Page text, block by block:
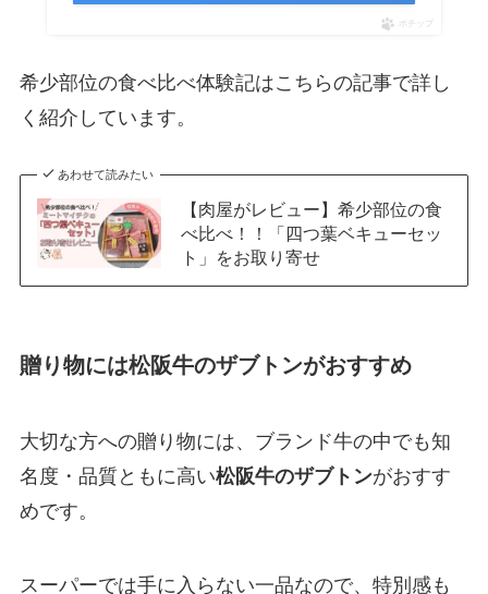
ポチップ
希少部位の食べ比べ体験記はこちらの記事で詳し
く紹介しています。
あわせて読みたい
【肉屋がレビュー】希少部位の食
べ比べ！！「四つ葉ベキューセッ
ト」をお取り寄せ
贈り物には松阪牛のザブトンがおすすめ
大切な方への贈り物には、ブランド牛の中でも知
名度・品質ともに高い松阪牛のザブトンがおすす
めです。
スーパーでは手に入らない一品なので、特別感も